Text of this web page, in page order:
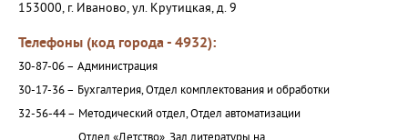
153000, г. Иваново, ул. Крутицкая, д. 9
Телефоны (код города - 4932):
30-87-06 – Администрация
30-17-36 – Бухгалтерия, Отдел комплектования и обработки
32-56-44 – Методический отдел, Отдел автоматизации